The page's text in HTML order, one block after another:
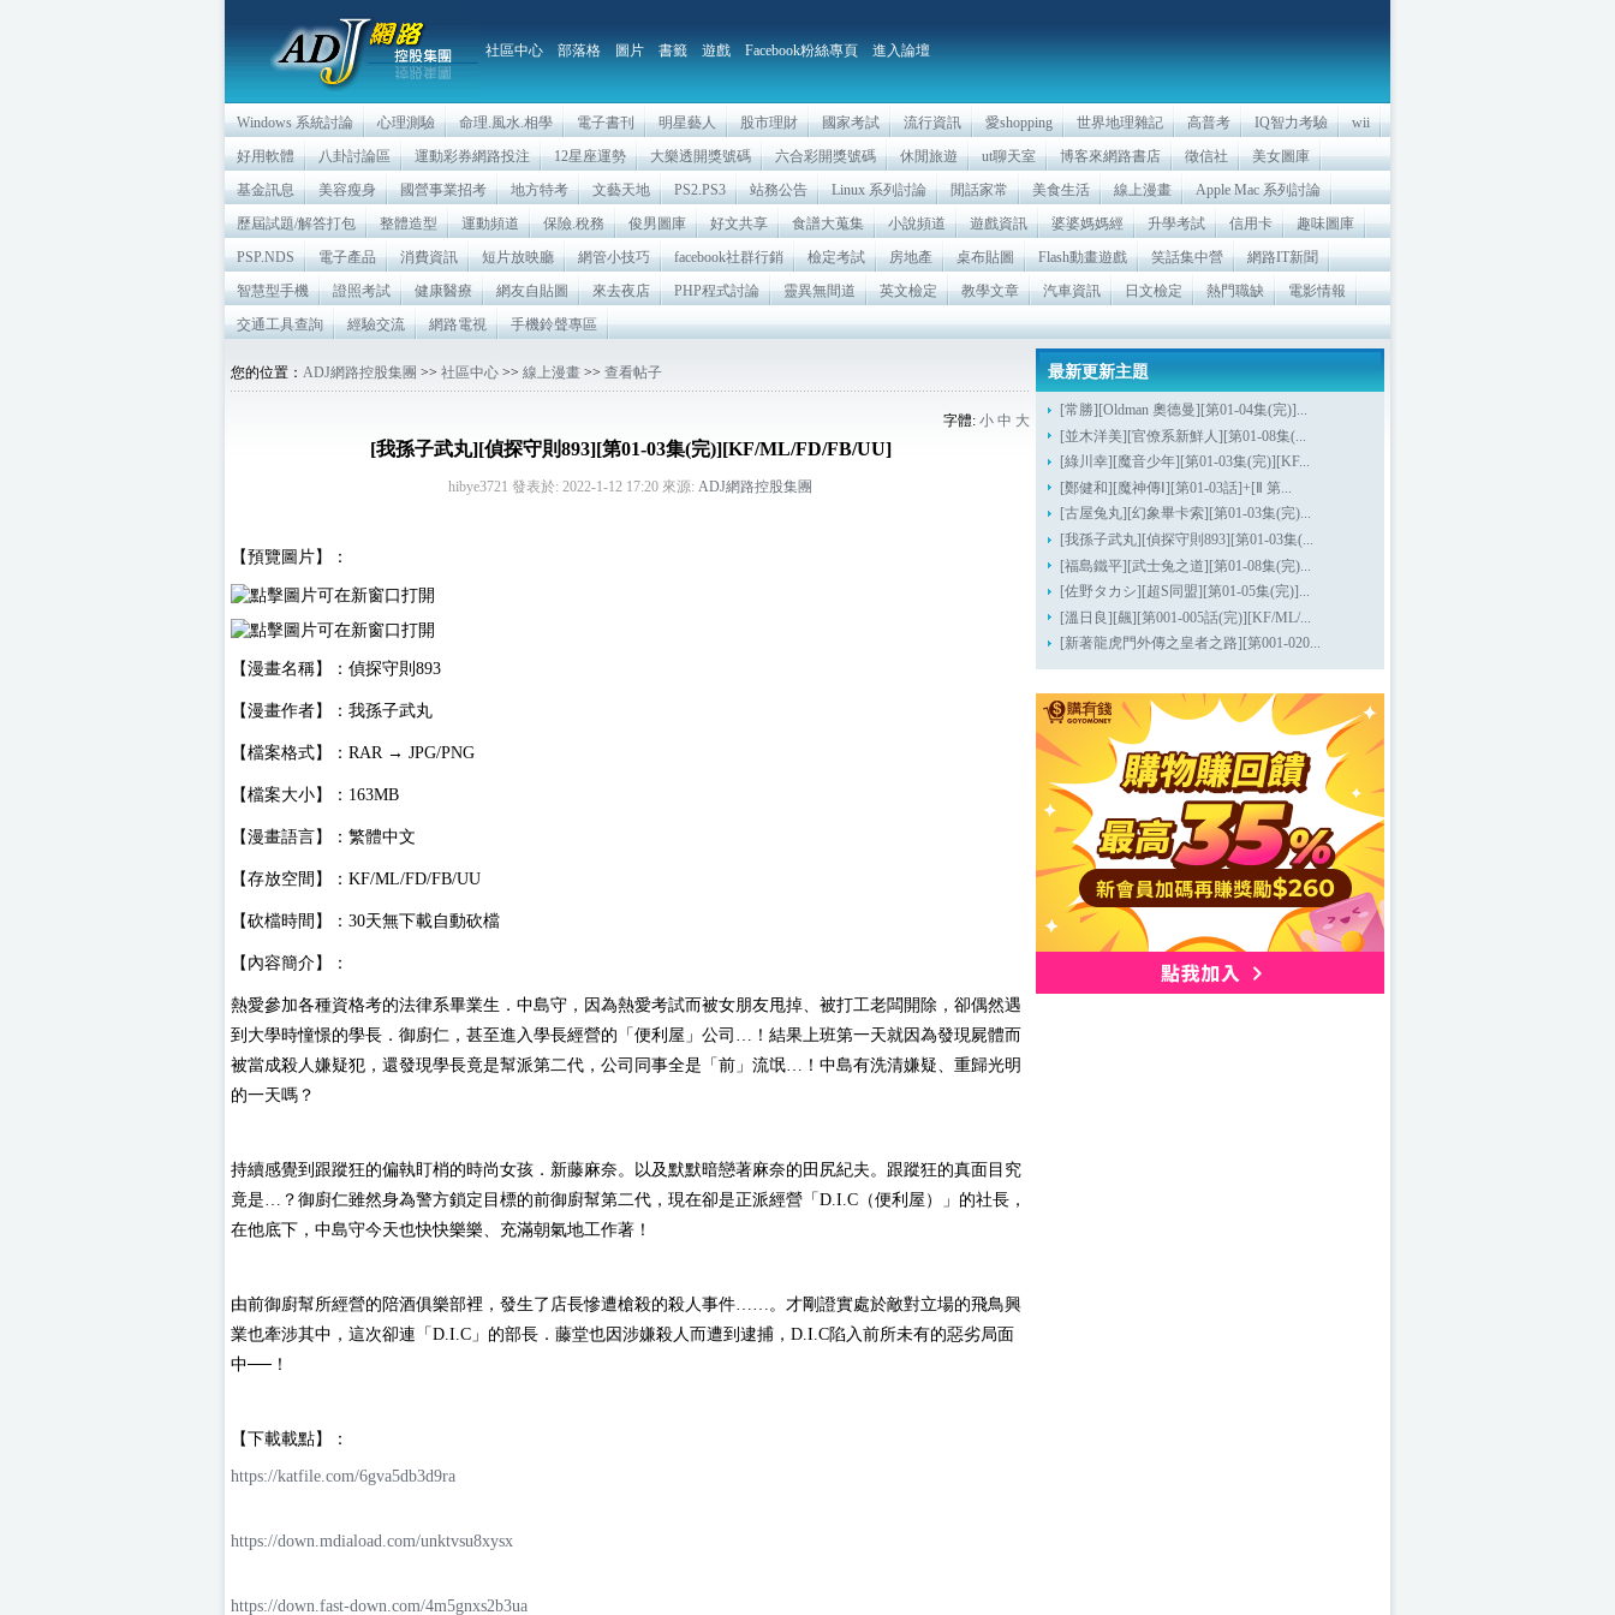
社區中心 部落格 圖片 書籤 遊戲 Facebook粉絲專頁 進入論壇
Windows 系統討論 心理測驗 命理.風水.相學 電子書刊 明星藝人 股市理財 國家考試 流行資訊 愛shopping 世界地理雜記 高普考 IQ智力考驗
wii
好用軟體
八卦討論區 運動彩券網路投注 12星座運勢 大樂透開獎號碼 六合彩開獎號碼 休閒旅遊 ut聊天室 博客來網路書店 徵信社
美女圖庫
基金訊息
美容瘦身 國營事業招考 地方特考 文藝天地 PS2.PS3 站務公告 Linux 系列討論 閒話家常 美食生活 線上漫畫
Apple Mac 系列討論
歷屆試題/解答打包
整體造型 運動頻道 保險.稅務 俊男圖庫 好文共享 食譜大蒐集 小說頻道 遊戲資訊 婆婆媽媽經 升學考試 信用卡
趣味圖庫
PSP.NDS
電子產品 消費資訊 短片放映廳 網管小技巧 facebook社群行銷 檢定考試 房地產 桌布貼圖 Flash動畫遊戲 笑話集中營
網路IT新聞
智慧型手機
證照考試 健康醫療 網友自貼圖 來去夜店 PHP程式討論 靈異無間道 英文檢定 教學文章 汽車資訊 日文檢定 熱門職缺
電影情報
交通工具查詢
經驗交流 網路電視 手機鈴聲專區
您的位置： ADJ網路控股集團 >> 社區中心 >> 線上漫畫 >> 查看帖子
字體: 小 中 大
[我孫子武丸][偵探守則893][第01-03集(完)][KF/ML/FD/FB/UU]
hibye3721 發表於: 2022-1-12 17:20 來源: ADJ網路控股集團
【預覽圖片】：
【漫畫名稱】：偵探守則893
【漫畫作者】：我孫子武丸
【檔案格式】：RAR → JPG/PNG
【檔案大小】：163MB
【漫畫語言】：繁體中文
【存放空間】：KF/ML/FD/FB/UU
【砍檔時間】：30天無下載自動砍檔
【內容簡介】：
熱愛參加各種資格考的法律系畢業生．中島守，因為熱愛考試而被女朋友甩掉、被打工老闆開除，卻偶然遇
到大學時憧憬的學長．御廚仁，甚至進入學長經營的「便利屋」公司…！結果上班第一天就因為發現屍體而
被當成殺人嫌疑犯，還發現學長竟是幫派第二代，公司同事全是「前」流氓…！中島有洗清嫌疑、重歸光明
的一天嗎？
持續感覺到跟蹤狂的偏執盯梢的時尚女孩．新藤麻奈。以及默默暗戀著麻奈的田尻紀夫。跟蹤狂的真面目究
竟是…？御廚仁雖然身為警方鎖定目標的前御廚幫第二代，現在卻是正派經營「D.I.C（便利屋）」的社長，
在他底下，中島守今天也快快樂樂、充滿朝氣地工作著！
由前御廚幫所經營的陪酒俱樂部裡，發生了店長慘遭槍殺的殺人事件……。才剛證實處於敵對立場的飛鳥興
業也牽涉其中，這次卻連「D.I.C」的部長．藤堂也因涉嫌殺人而遭到逮捕，D.I.C陷入前所未有的惡劣局面
中──！
【下載載點】：
https://katfile.com/6gva5db3d9ra
https://down.mdiaload.com/unktvsu8xysx
https://down.fast-down.com/4m5gnxs2b3ua
最新更新主題
[常勝][Oldman 奧德曼][第01-04集(完)]...
[並木洋美][官僚系新鮮人][第01-08集(...
[綠川幸][魔音少年][第01-03集(完)][KF...
[鄭健和][魔神傳Ⅰ][第01-03話]+[Ⅱ 第...
[古屋兔丸][幻象畢卡索][第01-03集(完)...
[我孫子武丸][偵探守則893][第01-03集(...
[福島鐵平][武士兔之道][第01-08集(完)...
[佐野タカシ][超S同盟][第01-05集(完)]...
[溫日良][飆][第001-005話(完)][KF/ML/...
[新著龍虎門外傳之皇者之路][第001-020...